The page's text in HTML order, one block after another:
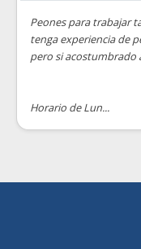
Peones para trabajar
tenga experiencia de
pero si acostumbrado
Horario de Lun...